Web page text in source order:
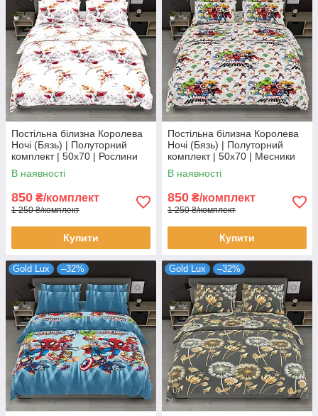
Постільна білизна Королева
Ночі (Бязь) | Полуторний
комплект | 50х70 | Рослини
на світлому
В наявності
850 ₴/комплект
1 250 ₴/комплект
Купити
Постільна білизна Королева
Ночі (Бязь) | Полуторний
комплект | 50х70 | Месники
на сірому
В наявності
850 ₴/комплект
1 250 ₴/комплект
Купити
Gold Lux –32% Gold Lux –32%